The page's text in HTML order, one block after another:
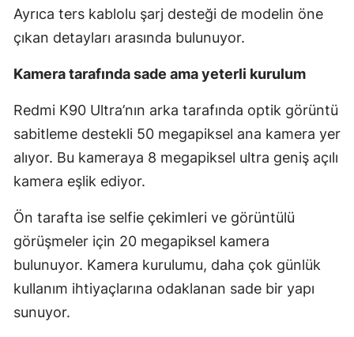
Ayrıca ters kablolu şarj desteği de modelin öne
çıkan detayları arasında bulunuyor.
Kamera tarafında sade ama yeterli kurulum
Redmi K90 Ultra’nın arka tarafında optik görüntü
sabitleme destekli 50 megapiksel ana kamera yer
alıyor. Bu kameraya 8 megapiksel ultra geniş açılı
kamera eşlik ediyor.
Ön tarafta ise selfie çekimleri ve görüntülü
görüşmeler için 20 megapiksel kamera
bulunuyor. Kamera kurulumu, daha çok günlük
kullanım ihtiyaçlarına odaklanan sade bir yapı
sunuyor.